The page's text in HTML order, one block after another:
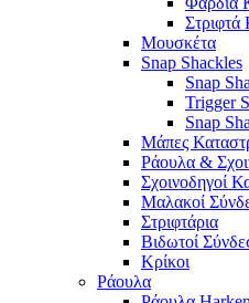
Στριφτά
Μουσκέτα
Snap Shackles
Snap
Trigger
Snap
Μάπες
Ράουλα &
Σχοινοδηγοί
Μαλακοί
Στριφτάρια
Βιδωτοί
Κρίκοι
Ράουλα